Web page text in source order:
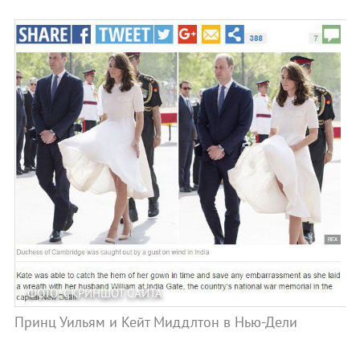
ФОТО: СКРИНШОТ САЙТА
Принц Уильям и Кейт Миддлтон в Нью-Дели